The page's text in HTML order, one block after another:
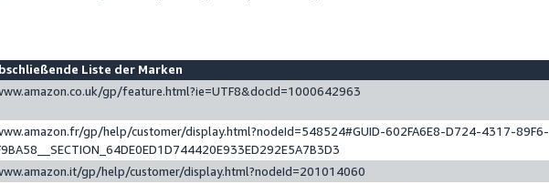
Liste der Marken
gp/feature.html?ie=UTF8&docId=1000642963
gp/help/customer/display.html?nodeId=548524#GUID-602FA6E8-D724-4317-89F6-
gp/help/customer/display.html?nodeId=201014060